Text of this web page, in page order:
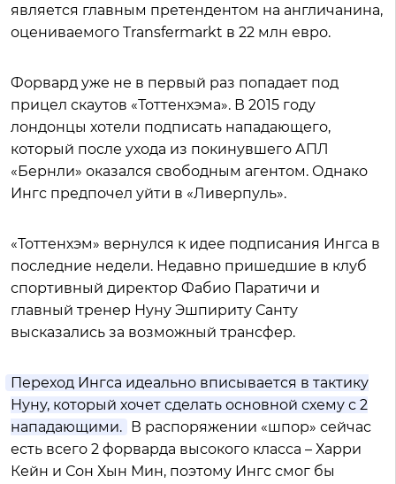
является главным претендентом на англичанина,
оцениваемого Transfermarkt в 22 млн евро.
Форвард уже не в первый раз попадает под
прицел скаутов «Тоттенхэма». В 2015 году
лондонцы хотели подписать нападающего,
который после ухода из покинувшего АПЛ
«Бернли» оказался свободным агентом. Однако
Ингс предпочел уйти в «Ливерпуль».
«Тоттенхэм» вернулся к идее подписания Ингса в
последние недели. Недавно пришедшие в клуб
спортивный директор Фабио Паратичи и
главный тренер Нуну Эшпириту Санту
высказались за возможный трансфер.
Переход Ингса идеально вписывается в тактику
Нуну, который хочет сделать основной схему с 2
нападающими.
В распоряжении «шпор» сейчас
есть всего 2 форварда высокого класса – Харри
Кейн и Сон Хын Мин, поэтому Ингс смог бы